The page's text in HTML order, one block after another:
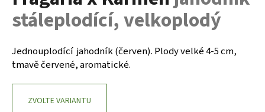
z
hvězdiček.
stáleplodící, velkoplodý
Jednouplodící jahodník (červen). Plody velké 4-5 cm,
tmavě červené, aromatické.
ZVOLTE VARIANTU
a
j
í
t